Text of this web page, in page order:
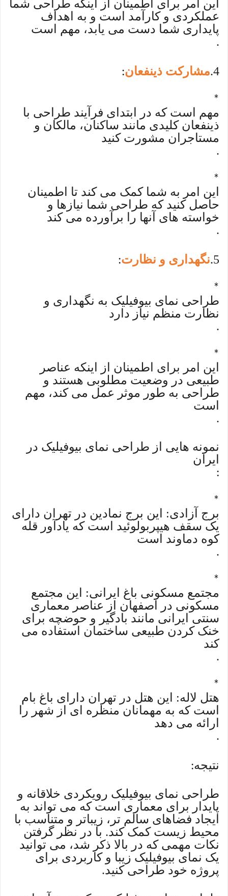
این امر برای اطمینان از اینکه طراحی شما
عملکردی و کارآمد است و به اهداف
پایداری شما دست می یابد، مهم است
.
4
.مشارکت ذینفعان:
*
مهم است که در ابتدای فرآیند طراحی با
ذینفعان کلیدی مانند ساکنان، مالکان و
مستاجران مشورت کنید
.
*
این امر به شما کمک می کند تا اطمینان
حاصل کنید که طراحی شما نیازها و
خواسته های آنها را برآورده می کند
.
5
.نگهداری و نظارت:
*
طراحی نمای بیوفیلیک به نگهداری و
نظارت منظم نیاز دارد
.
*
این امر برای اطمینان از اینکه عناصر
طبیعی در وضعیت مطلوبی هستند و
طراحی به طور موثر عمل می کند، مهم
است
.
نمونه هایی از طراحی نمای بیوفیلیک در
ایران
:
*
برج آزادی: این برج نمادین در تهران دارای
یک سقف هیپربولوئید است که یادآور قله
کوه دماوند است
.
*
مجتمع مسکونی باغ ایرانی: این مجتمع
مسکونی در اصفهان از عناصر معماری
سنتی ایرانی مانند بادگیر و حوضچه برای
خنک کردن طبیعی ساختمان استفاده می
کند
.
*
هتل لاله: این هتل در تهران دارای باغ بام
است که به مهمانان منظره ای از شهر را
ارائه می دهد
.
نتیجه:
طراحی نمای بیوفیلیک رویکردی خلاقانه و
پایدار برای معماری است که می تواند به
ایجاد فضاهای سالم تر، زیباتر و متناسب با
محیط زیست کمک کند. با در نظر گرفتن
نکات مهمی که در بالا ذکر شد، می توانید
یک نمای بیوفیلیک زیبا و کاربردی برای
پروژه خود طراحی کنید.